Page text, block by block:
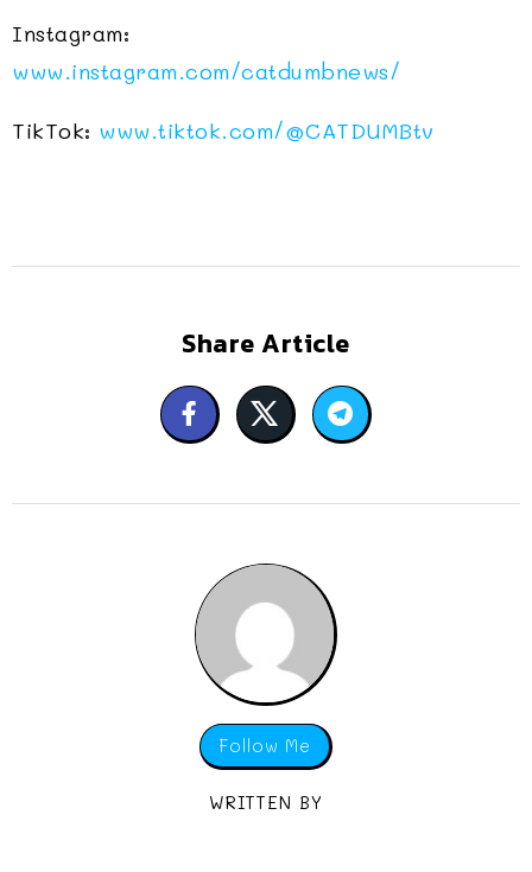
Instagram:
www.instagram.com/catdumbnews/
TikTok: www.tiktok.com/@CATDUMBtv
Share Article
Follow Me
WRITTEN BY